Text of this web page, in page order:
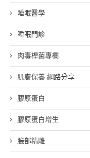
睡眠醫學
睡眠門診
肉毒桿菌專欄
肌膚保養 網路分享
膠原蛋白
膠原蛋白增生
臉部精雕